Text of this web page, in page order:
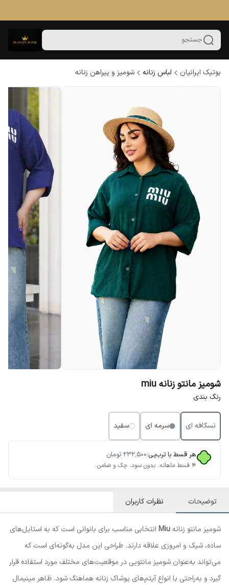
جستجو
بوتیک ایرانیان لباس زنانه شومیز و پیراهن زنانه
شومیز مانتو زنانه miu
رنگ بندی
نسکافه ای سرمه ای سفید
هر قسط با ترب‌پی:۲۳۲٬۵۰۰ تومان
۴ قسط ماهانه. بدون سود، چک و ضامن.
توضیحات نظرات کاربران
شومیز مانتو زنانهMiu انتخابی مناسب برای بانوانی است که به استایل‌های
ساده، شیک و امروزی علاقه دارند. طراحی این مدل به‌گونه‌ای است که
می‌تواند به‌عنوان شومیز مانتویی در موقعیت‌های مختلف مورد استفاده قرار
گیرد و به‌راحتی با انواع آیتم‌های پوشاک زنانه هماهنگ شود. ظاهر مینیمال